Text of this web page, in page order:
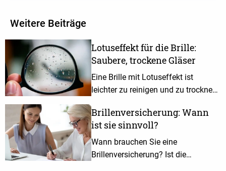
Weitere Beiträge
Lotuseffekt für die Brille:
Saubere, trockene Gläser
Eine Brille mit Lotuseffekt ist
leichter zu reinigen und zu trocknen.
Lotusbeschichtung für dich sinnvoll
ist.
Brillenversicherung: Wann
ist sie sinnvoll?
Wann brauchen Sie eine
Brillenversicherung? Ist die